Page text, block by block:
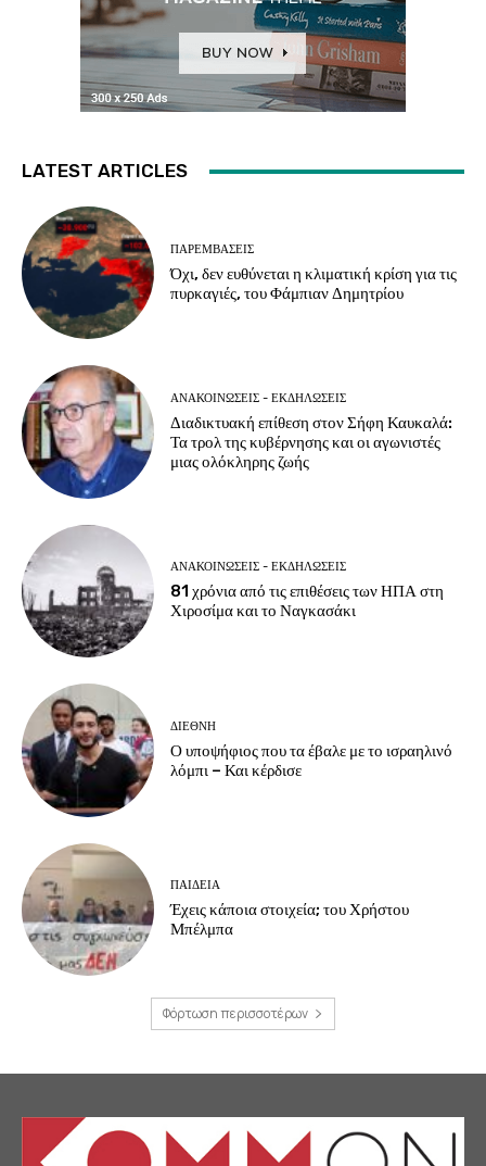
LATEST ARTICLES
ΠΑΡΕΜΒΑΣΕΙΣ
Όχι, δεν ευθύνεται η κλιματική κρίση για τις
πυρκαγιές, του Φάμπιαν Δημητρίου
ΑΝΑΚΟΙΝΩΣΕΙΣ - ΕΚΔΗΛΩΣΕΙΣ
Διαδικτυακή επίθεση στον Σήφη Καυκαλά:
Τα τρολ της κυβέρνησης και οι αγωνιστές
μιας ολόκληρης ζωής
ΑΝΑΚΟΙΝΩΣΕΙΣ - ΕΚΔΗΛΩΣΕΙΣ
81 χρόνια από τις επιθέσεις των ΗΠΑ στη
Χιροσίμα και το Ναγκασάκι
ΔΙΕΘΝΗ
Ο υποψήφιος που τα έβαλε με το ισραηλινό
λόμπι – Και κέρδισε
ΠΑΙΔΕΙΑ
Έχεις κάποια στοιχεία; του Χρήστου
Μπέλμπα
Φόρτωση περισσοτέρων